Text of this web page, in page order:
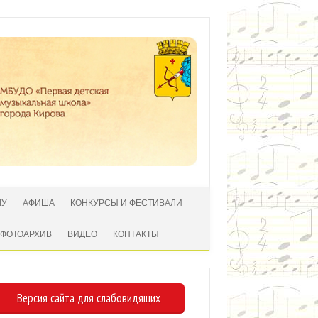
АФИША КОНКУРСЫ И ФЕСТИВАЛИ
ФОТОАРХИВ ВИДЕО КОНТАКТЫ
Версия сайта для слабовидящих